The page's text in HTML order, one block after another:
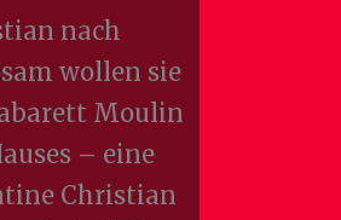
nach
wollen sie
Moulin
– eine
Christian